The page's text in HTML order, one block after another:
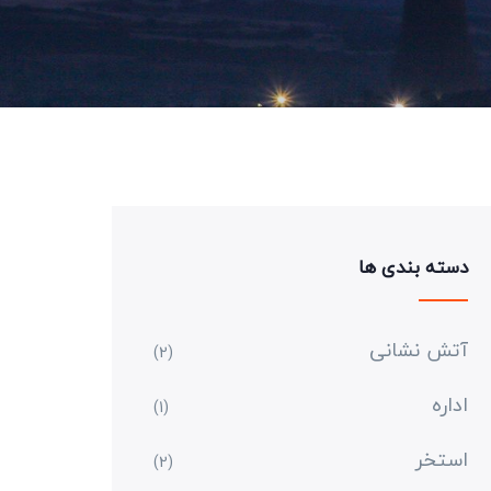
دسته بندی ها
آتش نشانی (2)
اداره (1)
استخر (2)